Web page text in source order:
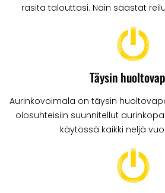
rasita talouttasi. Näin säästät
Täysin
Aurinkovoimala on täysin
olosuhteisiin suunnitellut
käytössä kaikki neljä